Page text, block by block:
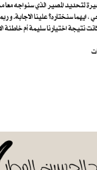
لتحديد المصير الذي سنواجه معا
، ايهما سنختاره؟ علينا الاجابة. و
نتيجة اختيارنا سليمة أم خاطئة